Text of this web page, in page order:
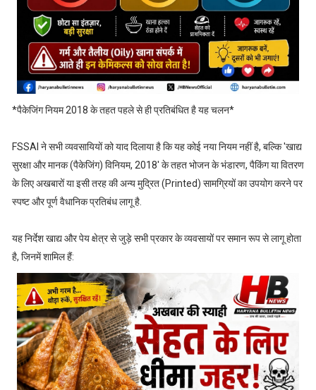
*पैकेजिंग नियम 2018 के तहत पहले से ही प्रतिबंधित है यह चलन*
FSSAI ने सभी व्यवसायियों को याद दिलाया है कि यह कोई नया नियम नहीं है, बल्कि 'खाद्य
सुरक्षा और मानक (पैकेजिंग) विनियम, 2018' के तहत भोजन के भंडारण, पैकिंग या वितरण
के लिए अखबारों या इसी तरह की अन्य मुद्रित (Printed) सामग्रियों का उपयोग करने पर
स्पष्ट और पूर्ण वैधानिक प्रतिबंध लागू है.
यह निर्देश खाद्य और पेय क्षेत्र से जुड़े सभी प्रकार के व्यवसायों पर समान रूप से लागू होता
है, जिनमें शामिल हैं: